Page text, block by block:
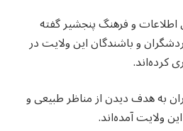
و فرهنگ پنجشیر گفته
و باشند‌گان این ولایت در
کرده‌اند.
به هدف دیدن از مناظر طبیعی و
ولایت آمده‌اند.